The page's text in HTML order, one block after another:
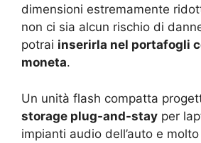
dimensioni estremamente
non ci sia alcun rischio di
potrai inserirla nel portafogli
moneta.
Un unità flash compatta
storage plug-and-stay per
impianti audio dell’auto e